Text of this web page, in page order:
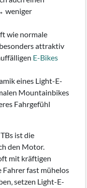
weniger
wie normale
attraktiv
E-Bikes
eines Light-E-
Mountainbikes
Fahrgefühl
ist die
den Motor.
mit kräftigen
fast mühelos
setzen Light-E-